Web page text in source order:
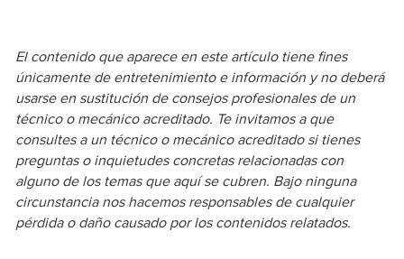
El contenido que aparece en este artículo tiene fines
únicamente de entretenimiento e información y no deberá
usarse en sustitución de consejos profesionales de un
técnico o mecánico acreditado. Te invitamos a que
consultes a un técnico o mecánico acreditado si tienes
preguntas o inquietudes concretas relacionadas con
alguno de los temas que aquí se cubren. Bajo ninguna
circunstancia nos hacemos responsables de cualquier
pérdida o daño causado por los contenidos relatados.